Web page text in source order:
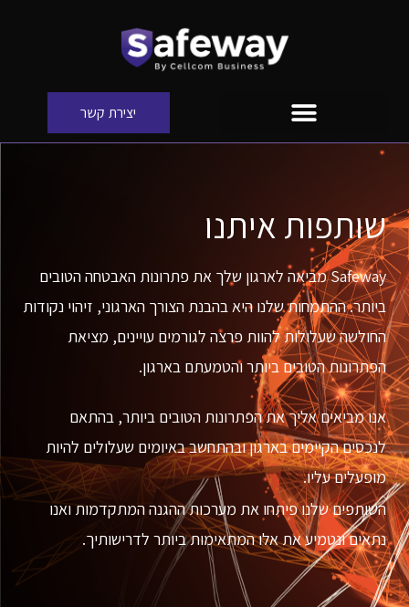
יצירת קשר
שותפות איתנו
Safeway מביאה לארגון שלך את פתרונות האבטחה הטובים
ביותר. ההתמחות שלנו היא בהבנת הצורך הארגוני, זיהוי נקודות
החולשה שעלולות להוות פרצה לגורמים עויינים, מציאת
הפתרונות הטובים ביותר והטמעתם בארגון.
אנו מביאים אליך את הפתרונות הטובים ביותר, בהתאם
לנכסים הקיימים בארגון ובהתחשב באיומים שעלולים להיות
מופעלים עליו.
השותפים שלנו פיתחו את מערכות ההגנה המתקדמות ואנו
נתאים ונטמיע את אלו המתאימות ביותר לדרישותיך.